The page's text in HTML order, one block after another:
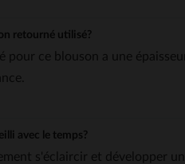
retourné utilisé?
pour ce blouson a une
avec le temps?
s'éclaircir et développer